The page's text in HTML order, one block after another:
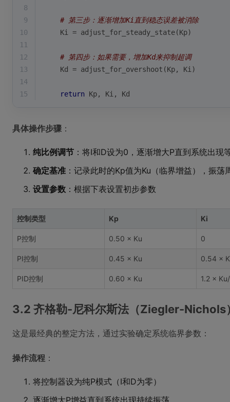
8
9
# 第三步：逐渐增加Ki直到稳态误差被消除
10
    Ki = adjust_for_steady_state(Kp)
11
12
# 第四步：如果需要，增加Kd来抑制超调
13
    Kd = adjust_for_overshoot(Kp, Ki)
14
15
return Kp, Ki, Kd
具体操作步骤 ：
纯比例调节 ：将I和D设为0，逐渐增大P直到系统出现
确定基准 ：记录此时的Kp值为Ku（临界增益），振荡
设置参数 ：根据下表设置初步参数
控制类型 Kp Ki
P控制 0.50 × Ku 0
PI控制 0.45 × Ku 0.54 ×
PID控制 0.60 × Ku 1.2 ×
3.2 齐格勒-尼科尔斯法（Ziegler-Nichols
这是最经典的整定方法，通过实验确定系统临界参数：
操作流程 ：
将控制器设为纯P模式（I和D为零）
逐渐增大P增益直到系统出现持续振荡